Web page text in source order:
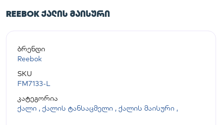
REEBOK ᲥᲐᲚᲘᲡ ᲛᲐᲘᲡᲣᲠᲘ
ბრენდი
Reebok
SKU
FM7133-L
კატეგორია
ქალი , ქალის ტანსაცმელი , ქალის მაისური ,